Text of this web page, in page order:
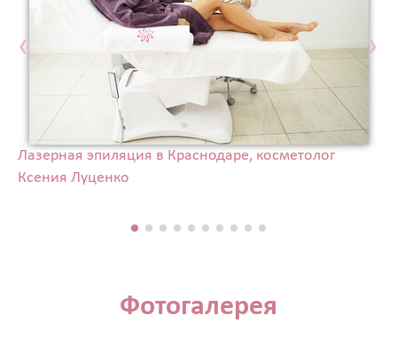
Лазерная эпиляция в Краснодаре, косметолог
Ксения Луценко
‹ ›
Фотогалерея